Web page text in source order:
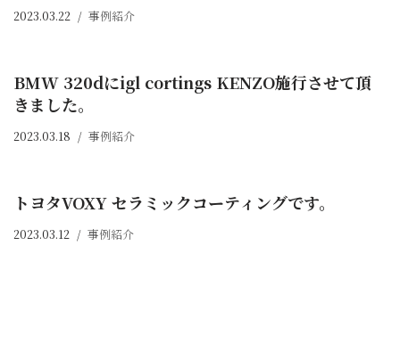
2023.03.22 事例紹介
BMW 320dにigl cortings KENZO施行させて頂
きました。
2023.03.18 事例紹介
トヨタVOXY セラミックコーティングです。
2023.03.12 事例紹介